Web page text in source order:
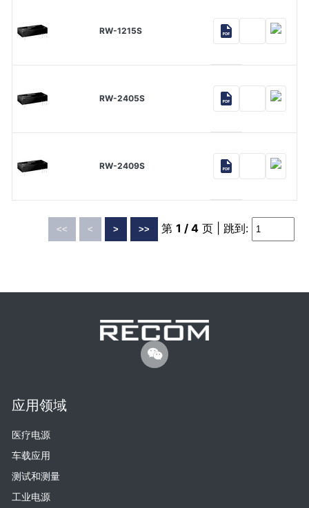
应用领域
医疗电源
车载应用
测试和测量
工业电源